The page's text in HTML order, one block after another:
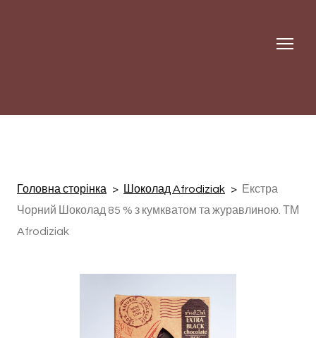
Головна сторінка Шоколад Afrodiziak
Екстра
Чорний Шоколад 85 % з кумкватом та журавлиною. ТМ
Afrodiziak